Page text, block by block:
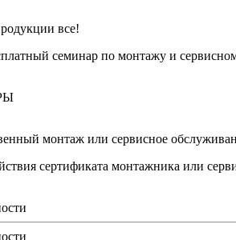
все!
семинар по монтажу и
монтаж или сервисное
сертификата монтажника или